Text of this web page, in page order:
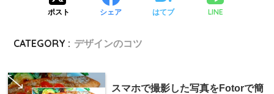
ポスト シェア はてブ LINE
CATEGORY : デザインのコツ
スマホで撮影した写真をFotorで簡